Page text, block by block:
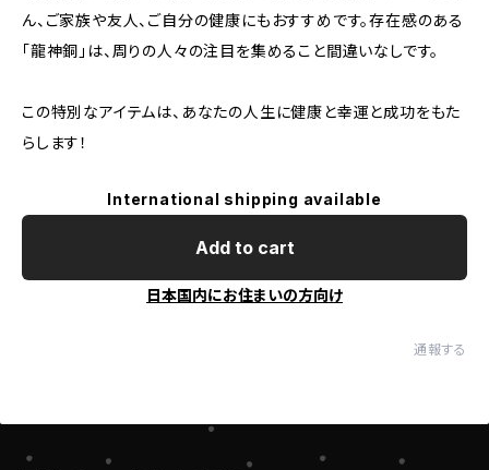
ん、ご家族や友人、ご自分の健康にもおすすめです。存在感のある
「龍神銅」は、周りの人々の注目を集めること間違いなしです。
この特別なアイテムは、あなたの人生に健康と幸運と成功をもた
らします！
International shipping available
Add to cart
日本国内にお住まいの方向け
通報する